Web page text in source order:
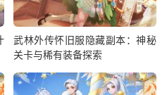
武林外传怀旧服隐藏副本：神秘
关卡与稀有装备探索